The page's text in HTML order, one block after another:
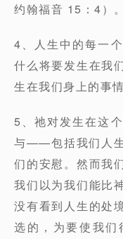
约翰福音 15：4）。
4、人生中的每一
什么将要发生在我
生在我们身上的事
5、祂对发生在这
与——包括我们人
们的安慰。然而我
我们以为我们能比
没有看到人生的处
选的，为要使我们